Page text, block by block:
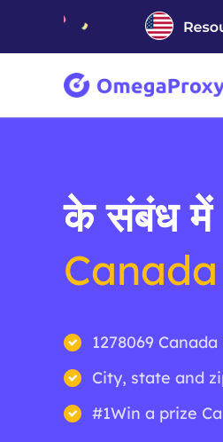
के संबंध में
1278069 Canada
City, state and
#1Win a prize